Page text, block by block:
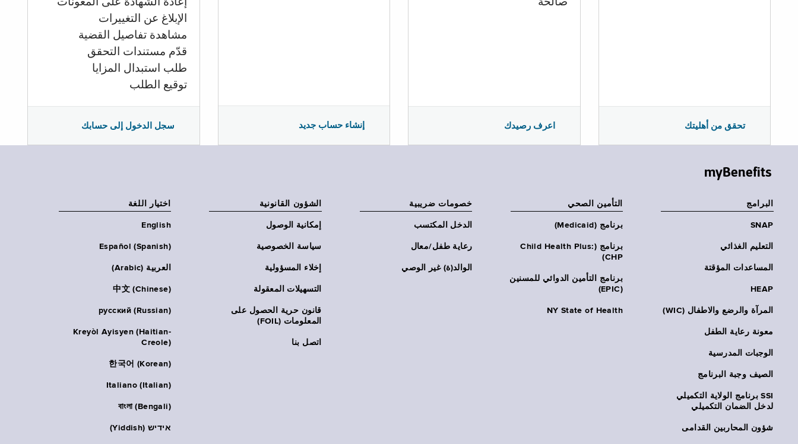
إعادة الشهادة على المعونات
الإبلاغ عن التغييرات
مشاهدة تفاصيل القضية
قدّم مستندات التحقق
طلب استبدال المزايا
توقيع الطلب
سجل الدخول إلى حسابك إنشاء حساب جديد
صالحة
اعرف رصيدك تحقق من أهليتك
myBenefits
البرامج
SNAP
التعليم الغذائي
المساعدات المؤقتة
HEAP
المرآة والرضع والاطفال (WIC)
معونة رعاية الطفل
الوجبات المدرسية
الصيف وجبة البرنامج
SSI برنامج الولاية التكميلي
لدخل الضمان التكميلي
شؤون المحاربين القدامى
التأمين الصحي
برنامج (Medicaid)
برنامج (Child Health Plus:
CHP)
برنامج التأمين الدوائي للمسنين
(EPIC)
NY State of Health
خصومات ضريبية
الدخل المكتسب
رعاية طفل/معال
الوالد(ة) غير الوصي
الشؤون القانونية
إمكانية الوصول
سياسة الخصوصية
إخلاء المسؤولية
التسهيلات المعقولة
قانون حرية الحصول على
المعلومات (FOIL)
اتصل بنا
اختيار اللغة
English
Español (Spanish)
العربية (Arabic)
中文 (Chinese)
русский (Russian)
Kreyòl Ayisyen (Haitian-
Creole)
한국어 (Korean)
Italiano (Italian)
বাংলা (Bengali)
אידיש (Yiddish)